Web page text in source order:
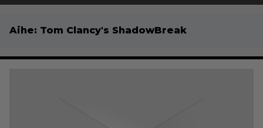
Aihe: Tom Clancy's ShadowBreak